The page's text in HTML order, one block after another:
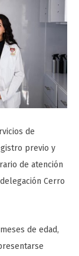
de
previo y
de atención
Cerro
de edad,